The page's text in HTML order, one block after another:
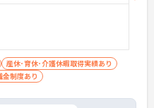
産休･育休･介護休暇取得実績あり
金制度あり